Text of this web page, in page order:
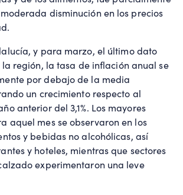
disminución en los precios
y para marzo, el último dato
región, la tasa de inflación anual se
por debajo de la media
un crecimiento respecto al
anterior del 3,1%. Los mayores
aquel mes se observaron en los
y bebidas no alcohólicas, así
y hoteles, mientras que sectores
experimentaron una leve